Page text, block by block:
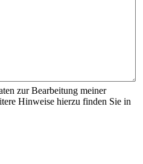
zur Bearbeitung meiner
Hinweise hierzu finden Sie in